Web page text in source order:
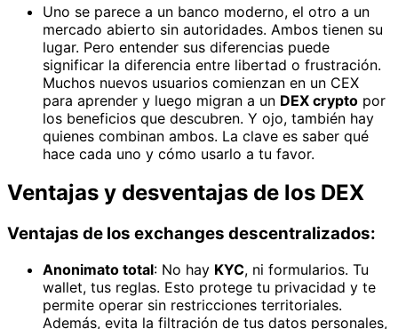
Uno se parece a un banco moderno, el otro a un
mercado abierto sin autoridades. Ambos tienen su
lugar. Pero entender sus diferencias puede
significar la diferencia entre libertad o frustración.
Muchos nuevos usuarios comienzan en un CEX
para aprender y luego migran a un DEX crypto por
los beneficios que descubren. Y ojo, también hay
quienes combinan ambos. La clave es saber qué
hace cada uno y cómo usarlo a tu favor.
Ventajas y desventajas de los DEX
Ventajas de los exchanges descentralizados:
Anonimato total: No hay KYC, ni formularios. Tu
wallet, tus reglas. Esto protege tu privacidad y te
permite operar sin restricciones territoriales.
Además, evita la filtración de tus datos personales,